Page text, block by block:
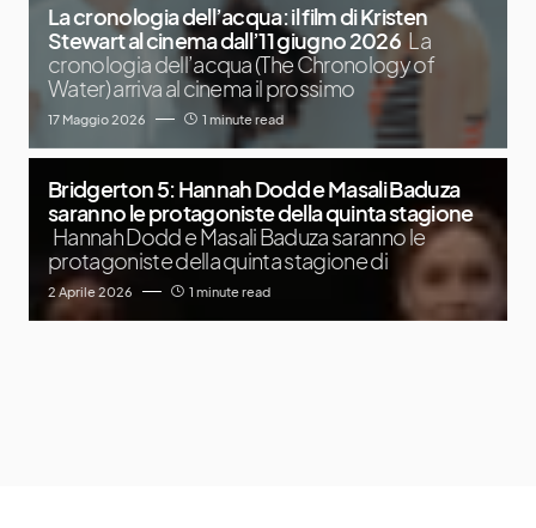
La cronologia dell’acqua: il film di Kristen
Stewart al cinema dall’11 giugno 2026 La
cronologia dell’acqua (The Chronology of
Water) arriva al cinema il prossimo
17 Maggio 2026 1 minute read
Bridgerton 5: Hannah Dodd e Masali Baduza
saranno le protagoniste della quinta stagione
Hannah Dodd e Masali Baduza saranno le
protagoniste della quinta stagione di
2 Aprile 2026 1 minute read